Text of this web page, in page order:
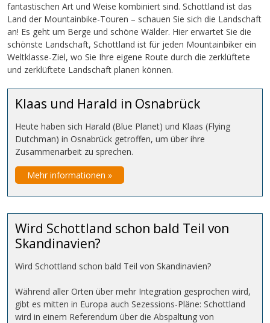
fantastischen Art und Weise kombiniert sind. Schottland ist das
Land der Mountainbike-Touren – schauen Sie sich die Landschaft
an! Es geht um Berge und schöne Wälder. Hier erwartet Sie die
schönste Landschaft, Schottland ist für jeden Mountainbiker ein
Weltklasse-Ziel, wo Sie Ihre eigene Route durch die zerklüftete
und zerklüftete Landschaft planen können.
Klaas und Harald in Osnabrück
Heute haben sich Harald (Blue Planet) und Klaas (Flying
Dutchman) in Osnabrück getroffen, um über ihre
Zusammenarbeit zu sprechen.
Mehr informationen »
Wird Schottland schon bald Teil von
Skandinavien?
Wird Schottland schon bald Teil von Skandinavien?
Während aller Orten über mehr Integration gesprochen wird,
gibt es mitten in Europa auch Sezessions-Pläne: Schottland
wird in einem Referendum über die Abspaltung von